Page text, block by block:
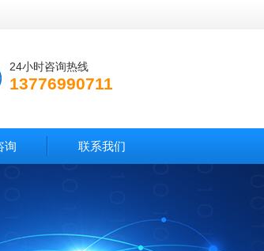
24小时咨询热线
13776990711
询 联系我们